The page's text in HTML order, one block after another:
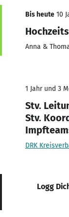
Bis heute 10
Anna &
1 Jahr und 3
Stv.
Stv.
DRK
Logg